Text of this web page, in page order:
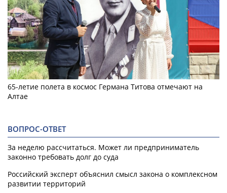
65-летие полета в космос Германа Титова отмечают на
Алтае
ВОПРОС-ОТВЕТ
За неделю рассчитаться. Может ли предприниматель
законно требовать долг до суда
Российский эксперт объяснил смысл закона о комплексном
развитии территорий